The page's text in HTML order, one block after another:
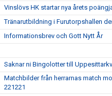
Vinslövs HK startar nya årets
Tränarutbildning i Furutorpshallen
Informationsbrev och Gott Nytt År
Saknar ni Bingolotter till
Matchbilder från herrarnas match
221221